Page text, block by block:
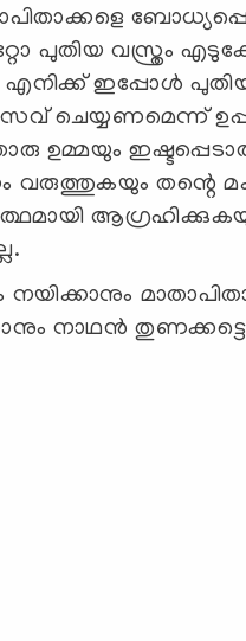
പുതിയ വസ്ത്രം
എനിക്ക് ഇപ്പോള്‍
സേവ് ചെയ്യണമെന്ന്
വരുത്തുകയും തന്റെ
നാഥന്‍